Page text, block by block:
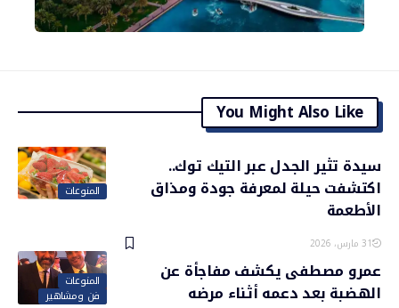
You Might Also Like
المنوعات
سيدة تثير الجدل عبر التيك توك..
اكتشفت حيلة لمعرفة جودة ومذاق
الأطعمة
31 مارس، 2026
المنوعات
فن ومشاهير
عمرو مصطفى يكشف مفاجأة عن
الهضبة بعد دعمه أثناء مرضه